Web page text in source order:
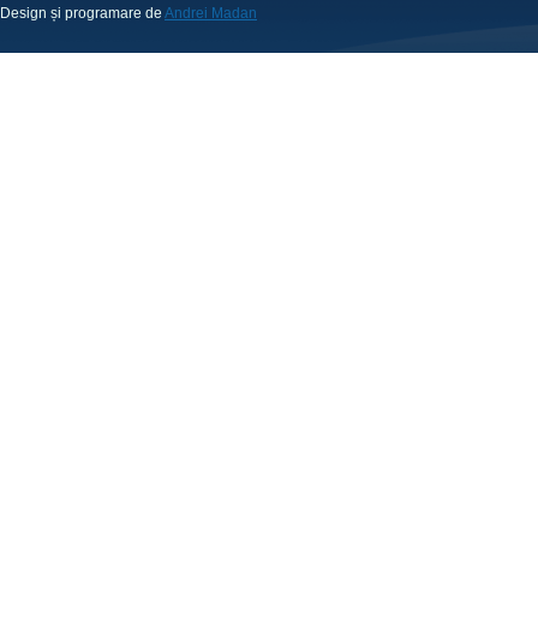
Design și programare de Andrei Madan